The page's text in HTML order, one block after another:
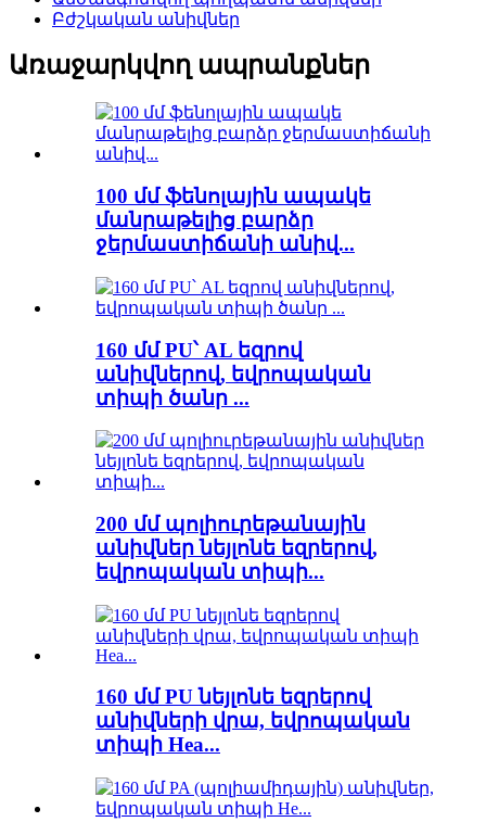
Բժշկական անիվներ
Առաջարկվող ապրանքներ
100 մմ ֆենոլային ապակե
մանրաթելից բարձր
ջերմաստիճանի անիվ...
160 մմ PU՝ AL եզրով
անիվներով, եվրոպական
տիպի ծանր ...
200 մմ պոլիուրեթանային
անիվներ նեյլոնե եզրերով,
եվրոպական տիպի...
160 մմ PU նեյլոնե եզրերով
անիվների վրա, եվրոպական
տիպի Hea...